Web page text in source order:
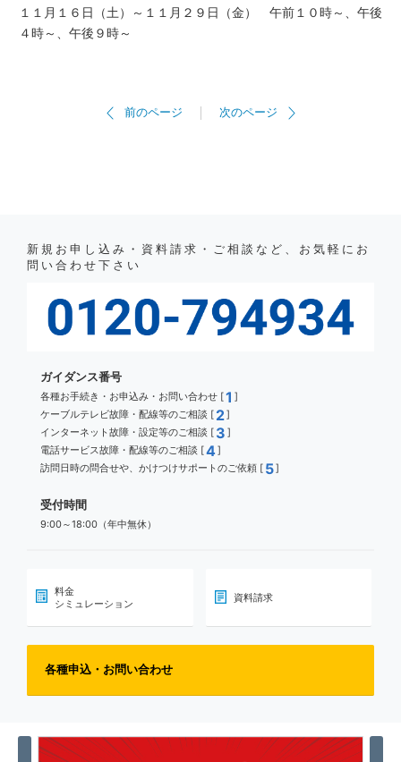
１１月１６日（土）～１１月２９日（金） 午前１０時～、午後
４時～、午後９時～
前のページ 次のページ
新規お申し込み・資料請求・ご相談など、お気軽にお
問い合わせ下さい
ガイダンス番号
各種お手続き・お申込み・お問い合わせ [1 ]
ケーブルテレビ故障・配線等のご相談 [ 2]
インターネット故障・設定等のご相談 [ 3 ]
電話サービス故障・配線等のご相談 [4]
訪問日時の問合せや、かけつけサポートのご依頼 [ 5]
受付時間
9:00～18:00（年中無休）
料金
シミュレーション
資料請求
各種申込・お問い合わせ